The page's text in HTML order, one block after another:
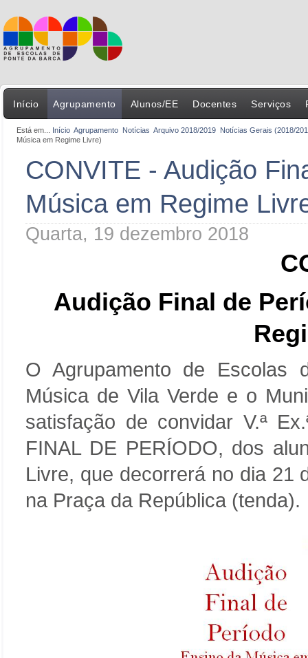
Início Agrupamento Alunos/EE Docentes Serviços
Está em... Início Agrupamento Notícias Arquivo 2018/2019 Notícias Gerais (2018/
Música em Regime Livre)
CONVITE - Audição
Música em Regime
Quarta, 19 dezembro 2018
Audição Final de
O Agrupamento de Escolas
Música de Vila Verde e o
satisfação de convidar V.ª
FINAL DE PERÍODO, dos
Livre, que decorrerá no dia 21
na Praça da República (tenda).